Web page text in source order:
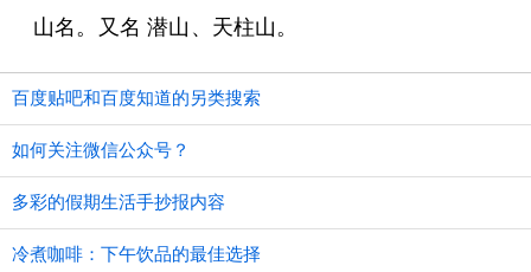
山名。又名 潜山、天柱山。
百度贴吧和百度知道的另类搜索
如何关注微信公众号？
多彩的假期生活手抄报内容
冷煮咖啡：下午饮品的最佳选择